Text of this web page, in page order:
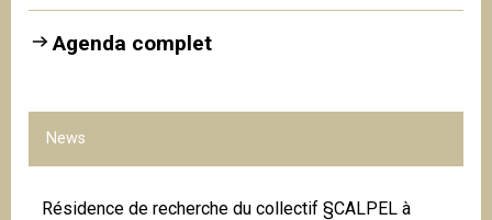
Agenda complet
News
Résidence de recherche du collectif §CALPEL à